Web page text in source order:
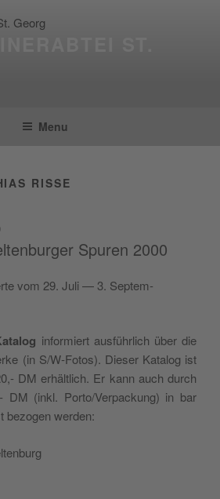
Menu
RISSE
Spuren 2000
vom 29. Juli — 3. Sep­tem­
infor­miert ausführ­lich über die
(in S/W‑Fotos). Die­ser Kata­log ist
DM erhäl­tlich. Er kann auch durch
DM (inkl. Porto/Verpackung) in bar
bezo­gen werden: